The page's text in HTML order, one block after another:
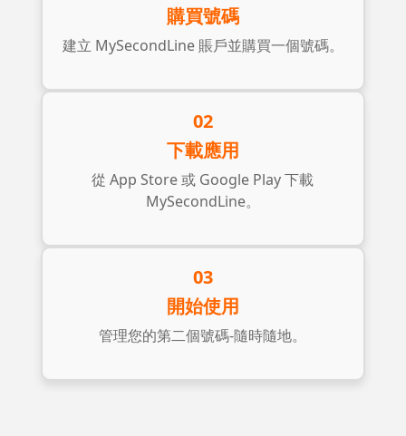
購買號碼
建立 MySecondLine 賬戶並購買一個號碼。
02
下載應用
從 App Store 或 Google Play 下載
MySecondLine。
03
開始使用
管理您的第二個號碼-隨時隨地。